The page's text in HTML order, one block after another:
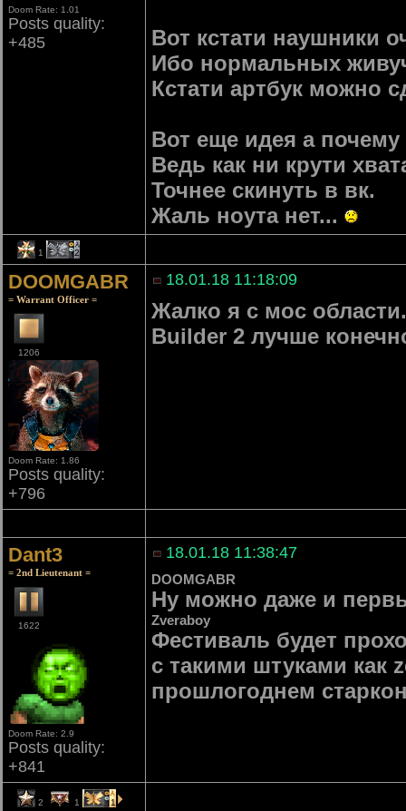
Doom Rate: 1.01
Posts quality:
+485
Вот кстати наушники
Ибо нормальных
Кстати артбук можно
Вот еще идея а
Ведь как ни крути
Точнее скинуть в вк.
Жаль ноута нет...
1 2
DOOMGABR
= Warrant Officer =
1206
Doom Rate: 1.86
Posts quality:
+796
18.01.18 11:18:09
Жалко я с мос
Builder 2 лучше
Dant3
= 2nd Lieutenant =
1622
Doom Rate: 2.9
Posts quality:
+841
18.01.18 11:38:47
DOOMGABR
Ну можно даже и
Zveraboy
Фестиваль будет
с такими штуками как
прошлогоднем
2 1 1